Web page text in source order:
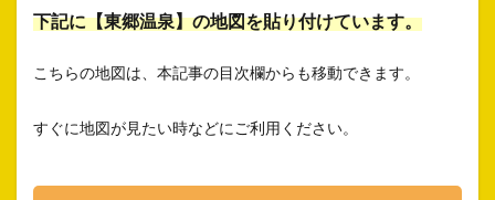
下記に【東郷温泉】の地図を貼り付けています。
こちらの地図は、本記事の目次欄からも移動できます。
すぐに地図が見たい時などにご利用ください。